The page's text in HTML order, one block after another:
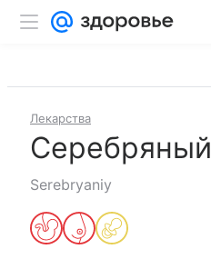
Лекарства
Серебряный
Serebryaniy